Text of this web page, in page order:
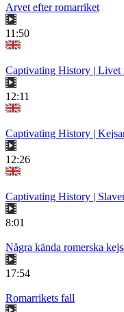
Arvet efter romarriket
11:50
Captivating History | Livet
12:11
Captivating History |
12:26
Captivating History |
8:01
Några kända romerska
17:54
Romarrikets fall